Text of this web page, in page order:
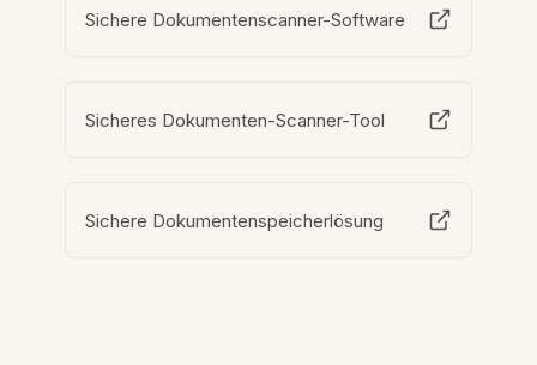
Sichere Dokumentenscanner-Software
Sicheres Dokumenten-Scanner-Tool
Sichere Dokumentenspeicherlösung